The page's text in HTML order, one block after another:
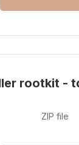
rootkit -
ZIP file